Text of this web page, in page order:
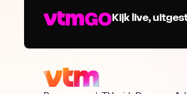
Kijk live,